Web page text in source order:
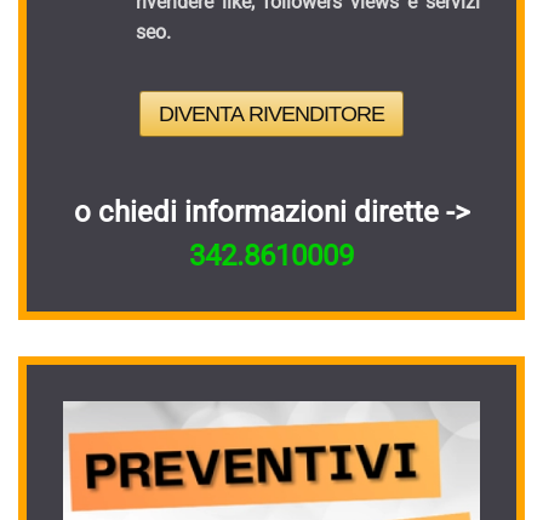
seo.
DIVENTA RIVENDITORE
o chiedi informazioni dirette ->
342.8610009